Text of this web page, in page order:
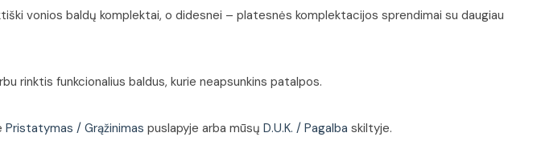
vonios baldų komplektai, o didesnei – platesnės komplektacijos sprendimai su daugiau
rinktis funkcionalius baldus, kurie neapsunkins patalpos.
Pristatymas / Grąžinimas puslapyje arba mūsų D.U.K. / Pagalba skiltyje.